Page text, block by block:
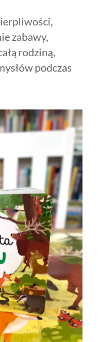
zabawy,
rodziną,
podczas